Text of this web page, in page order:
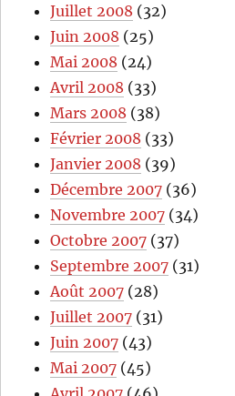
Juillet 2008 (32)
Juin 2008 (25)
Mai 2008 (24)
Avril 2008 (33)
Mars 2008 (38)
Février 2008 (33)
Janvier 2008 (39)
Décembre 2007 (36)
Novembre 2007 (34)
Octobre 2007 (37)
Septembre 2007 (31)
Août 2007 (28)
Juillet 2007 (31)
Juin 2007 (43)
Mai 2007 (45)